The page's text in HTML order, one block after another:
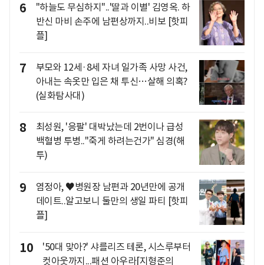
6
"하늘도 무심하지"..'딸과 이별' 김영옥. 하
반신 마비 손주에 남편상까지..비보 [핫피
플]
7
부모와 12세·8세 자녀 일가족 사망 사건,
아내는 속옷만 입은 채 투신…살해 의혹?
(실화탐사대)
8
최성원, '응팔' 대박났는데 2번이나 급성
백혈병 투병.."죽게 하려는건가" 심경(해
투)
9
염정아, ♥병원장 남편과 20년만에 공개
데이트..알고보니 둘만의 생일 파티 [핫피
플]
10
'50대 맞아?' 샤를리즈 테론, 시스루부터
컷아웃까지...패션 아우라[지형준의